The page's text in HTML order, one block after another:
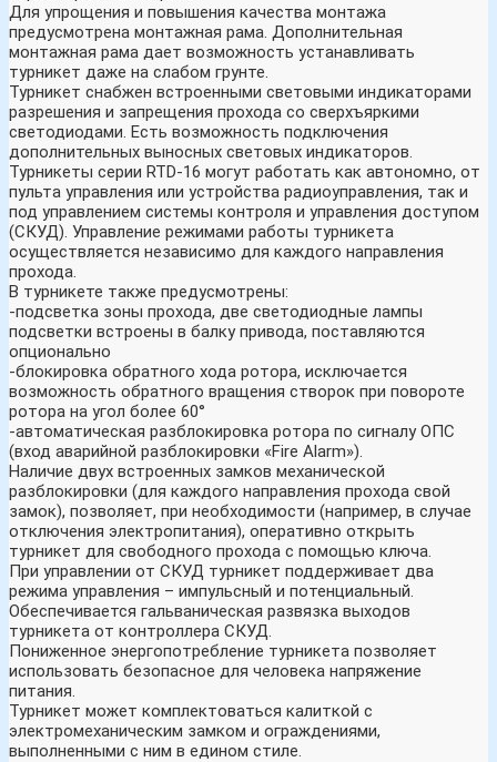
Для упрощения и повышения качества монтажа
предусмотрена монтажная рама. Дополнительная
монтажная рама дает возможность устанавливать
турникет даже на слабом грунте.
Турникет снабжен встроенными световыми индикаторами
разрешения и запрещения прохода со сверхъяркими
светодиодами. Есть возможность подключения
дополнительных выносных световых индикаторов.
Турникеты серии RTD-16 могут работать как автономно, от
пульта управления или устройства радиоуправления, так и
под управлением системы контроля и управления доступом
(СКУД). Управление режимами работы турникета
осуществляется независимо для каждого направления
прохода.
В турникете также предусмотрены:
-подсветка зоны прохода, две светодиодные лампы
подсветки встроены в балку привода, поставляются
опционально
-блокировка обратного хода ротора, исключается
возможность обратного вращения створок при повороте
ротора на угол более 60°
-автоматическая разблокировка ротора по сигналу ОПС
(вход аварийной разблокировки «Fire Alarm»).
Наличие двух встроенных замков механической
разблокировки (для каждого направления прохода свой
замок), позволяет, при необходимости (например, в случае
отключения электропитания), оперативно открыть
турникет для свободного прохода с помощью ключа.
При управлении от СКУД турникет поддерживает два
режима управления – импульсный и потенциальный.
Обеспечивается гальваническая развязка выходов
турникета от контроллера СКУД.
Пониженное энергопотребление турникета позволяет
использовать безопасное для человека напряжение
питания.
Турникет может комплектоваться калиткой с
электромеханическим замком и ограждениями,
выполненными с ним в едином стиле.